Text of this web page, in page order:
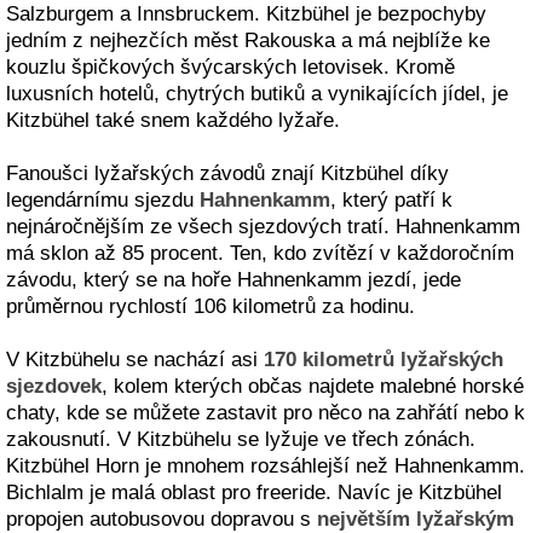
Salzburgem a Innsbruckem. Kitzbühel je bezpochyby
jedním z nejhezčích měst Rakouska a má nejblíže ke
kouzlu špičkových švýcarských letovisek. Kromě
luxusních hotelů, chytrých butiků a vynikajících jídel, je
Kitzbühel také snem každého lyžaře.
Fanoušci lyžařských závodů znají Kitzbühel díky
legendárnímu sjezdu Hahnenkamm, který patří k
nejnáročnějším ze všech sjezdových tratí. Hahnenkamm
má sklon až 85 procent. Ten, kdo zvítězí v každoročním
závodu, který se na hoře Hahnenkamm jezdí, jede
průměrnou rychlostí 106 kilometrů za hodinu.
V Kitzbühelu se nachází asi 170 kilometrů lyžařských
sjezdovek, kolem kterých občas najdete malebné horské
chaty, kde se můžete zastavit pro něco na zahřátí nebo k
zakousnutí. V Kitzbühelu se lyžuje ve třech zónách.
Kitzbühel Horn je mnohem rozsáhlejší než Hahnenkamm.
Bichlalm je malá oblast pro freeride. Navíc je Kitzbühel
propojen autobusovou dopravou s největším lyžařským